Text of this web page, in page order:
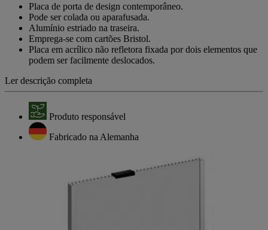
mesma
página.
Placa de porta de design contemporâneo.
Pode ser colada ou aparafusada.
Alumínio estriado na traseira.
Emprega-se com cartões Bristol.
Placa em acrílico não refletora fixada por dois elementos que
podem ser facilmente deslocados.
Ler descrição completa
Produto responsável
Fabricado na Alemanha